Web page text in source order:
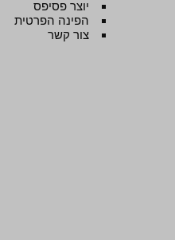
יוצר פסיפס
הפינה הפרטית
צור קשר